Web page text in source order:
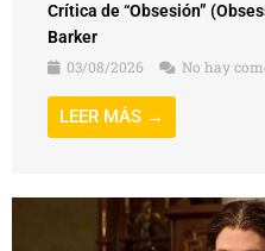
Crítica de “Obsesión”
Barker
03/08/2026
No hay
LEER MÁS →